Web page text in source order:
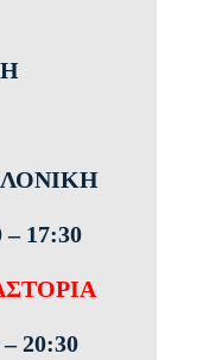
– 17:30
20:30